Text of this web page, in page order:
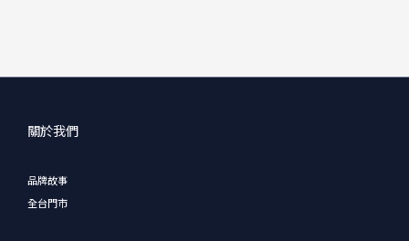
關於我們
品牌故事
全台門市